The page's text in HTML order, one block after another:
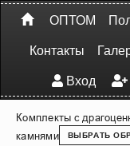
ОПТОМ
Контакты
Вход
Комплекты с
камнями
ВЫБРАТЬ